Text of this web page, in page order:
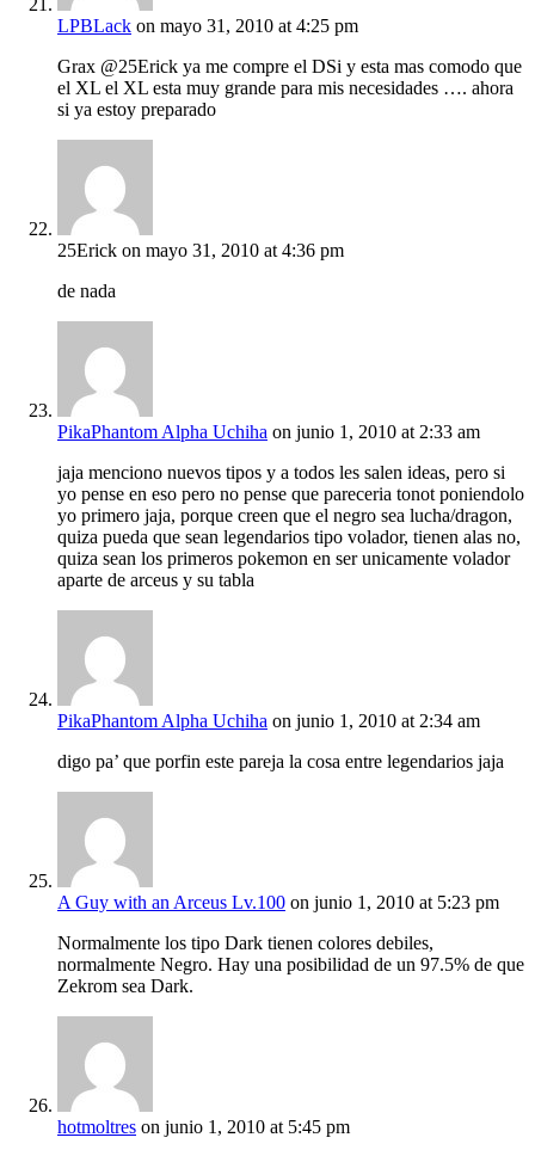
LPBLack on mayo 31, 2010 at 4:25 pm
Grax @25Erick ya me compre el DSi y esta mas comodo que
el XL el XL esta muy grande para mis necesidades …. ahora
si ya estoy preparado
25Erick on mayo 31, 2010 at 4:36 pm
de nada
PikaPhantom Alpha Uchiha on junio 1, 2010 at 2:33 am
jaja menciono nuevos tipos y a todos les salen ideas, pero si
yo pense en eso pero no pense que pareceria tonot poniendolo
yo primero jaja, porque creen que el negro sea lucha/dragon,
quiza pueda que sean legendarios tipo volador, tienen alas no,
quiza sean los primeros pokemon en ser unicamente volador
aparte de arceus y su tabla
PikaPhantom Alpha Uchiha on junio 1, 2010 at 2:34 am
digo pa’ que porfin este pareja la cosa entre legendarios jaja
A Guy with an Arceus Lv.100 on junio 1, 2010 at 5:23 pm
Normalmente los tipo Dark tienen colores debiles,
normalmente Negro. Hay una posibilidad de un 97.5% de que
Zekrom sea Dark.
hotmoltres on junio 1, 2010 at 5:45 pm